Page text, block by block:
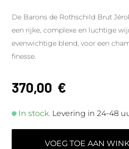
De Barons de Rothschild Brut
een rijke, complexe en luchtige
evenwichtige blend, voor een
finesse.
370,00 €
In stock. Levering in 24-48
VOEG TOE AAN